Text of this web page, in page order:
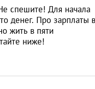
спешите! Для начала
денег. Про зарплаты в
жить в пяти
ниже!